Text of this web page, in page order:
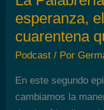
esperanza,
cuarentena
Podcast / Por
En este segundo
cambiamos la